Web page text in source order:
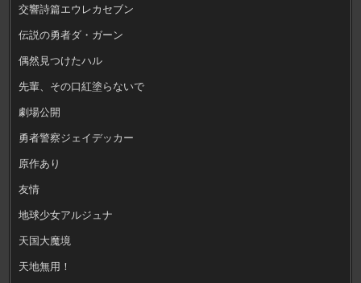
交響詩篇エウレカセブン
伝説の勇者ダ・ガーン
偶然見つけたハル
先輩、その口紅塗らないで
劇場公開
勇者警察ジェイデッカー
原作あり
友情
地球少女アルジュナ
天国大魔境
天地無用！